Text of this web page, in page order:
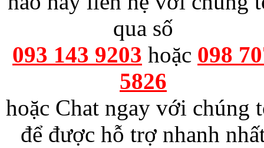
qua số
093 143 9203 hoặc 098
5826
hoặc Chat ngay với chúng
để được hỗ trợ nhanh